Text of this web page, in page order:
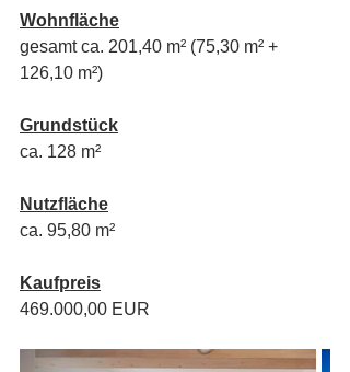
Wohnfläche
gesamt ca. 201,40 m² (75,30 m² +
126,10 m²)
Grundstück
ca. 128 m²
Nutzfläche
ca. 95,80 m²
Kaufpreis
469.000,00 EUR